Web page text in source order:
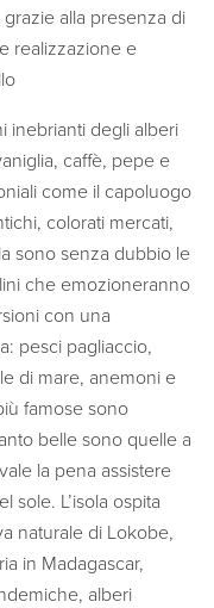
alla presenza di
realizzazione e
inebrianti degli alberi
caffè, pepe e
come il capoluogo
colorati mercati,
sono senza dubbio le
che emozioneranno
con una
pesci pagliaccio,
di mare, anemoni e
famose sono
belle sono quelle a
la pena assistere
sole. L’isola ospita
naturale di Lokobe,
in Madagascar,
alberi